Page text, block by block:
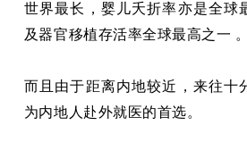
世界最长，婴儿夭折率亦是全球
及器官移植存活率全球最高之一 。
而且由于距离内地较近，来往十
为内地人赴外就医的首选。